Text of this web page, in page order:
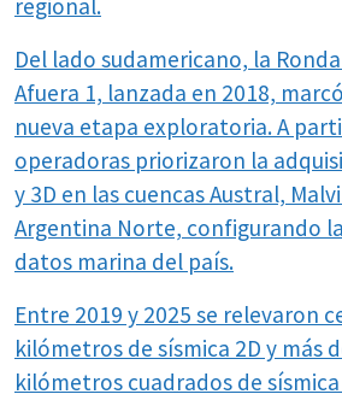
regional.
Del lado sudamericano, la
Afuera 1, lanzada en 2018,
nueva etapa exploratoria. A
operadoras priorizaron la
y 3D en las cuencas Austral,
Argentina Norte, configurando
datos marina del país.
Entre 2019 y 2025 se relevaron
kilómetros de sísmica 2D y más
kilómetros cuadrados de sísmica